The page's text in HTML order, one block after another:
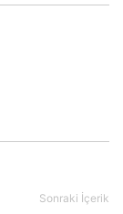
Sonraki İçerik